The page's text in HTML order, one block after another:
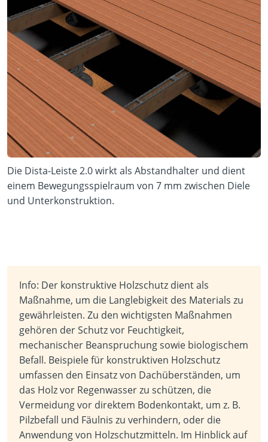
Die Dista-Leiste 2.0 wirkt als Abstandhalter und dient
einem Bewegungsspielraum von 7 mm zwischen Diele
und Unterkonstruktion.
Info: Der konstruktive Holzschutz dient als
Maßnahme, um die Langlebigkeit des Materials zu
gewährleisten. Zu den wichtigsten Maßnahmen
gehören der Schutz vor Feuchtigkeit,
mechanischer Beanspruchung sowie biologischem
Befall. Beispiele für konstruktiven Holzschutz
umfassen den Einsatz von Dachüberständen, um
das Holz vor Regenwasser zu schützen, die
Vermeidung vor direktem Bodenkontakt, um z. B.
Pilzbefall und Fäulnis zu verhindern, oder die
Anwendung von Holzschutzmitteln. Im Hinblick auf